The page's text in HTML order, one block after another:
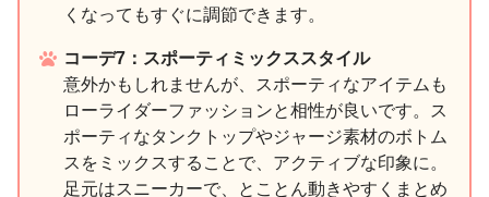
くなってもすぐに調節できます。
コーデ7：スポーティミックススタイル
意外かもしれませんが、スポーティなアイテムも
ローライダーファッションと相性が良いです。ス
ポーティなタンクトップやジャージ素材のボトム
スをミックスすることで、アクティブな印象に。
足元はスニーカーで、とことん動きやすくまとめ